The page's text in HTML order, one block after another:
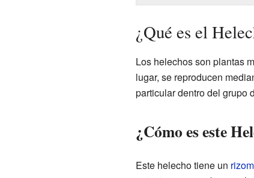
¿Qué es el
Los helechos son plantas
lugar, se reproducen
particular dentro del grupo
¿Cómo es este
Este helecho tiene un